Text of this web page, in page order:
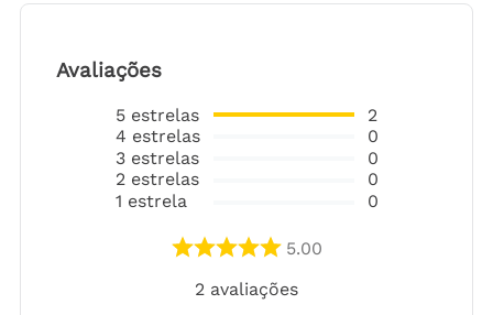
Avaliações
5 estrelas
4 estrelas
3 estrelas
2 estrelas
1 estrela
2
0
0
0
0
5.00
2 avaliações